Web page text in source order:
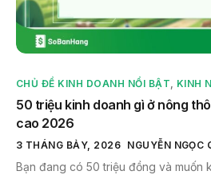
CHỦ ĐỀ KINH DOANH NỔI BẬT, KINH
50 triệu kinh doanh gì ở nông
cao 2026
3 THÁNG BẢY, 2026 NGUYỄN NGỌC
Bạn đang có 50 triệu đồng và muốn